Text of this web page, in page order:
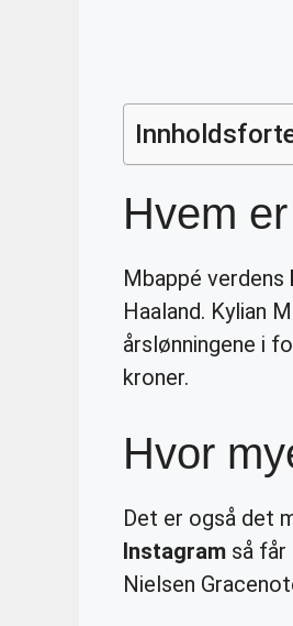
Hvem
Mbappé verdens
Haaland. Kylian
årslønningene i
kroner.
Hvor
Det er også det
Instagram så får
Nielsen